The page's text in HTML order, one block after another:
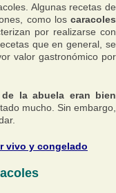
Algunas recetas de
como los caracoles
por realizarse con
que en general, se
valor gastronómico por
la abuela eran bien
mucho. Sin embargo,
vivo y congelado